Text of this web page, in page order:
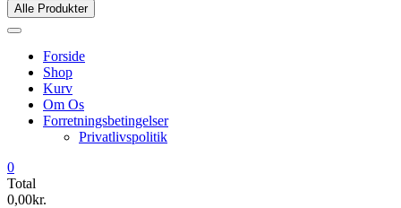
Alle Produkter
Forside
Shop
Kurv
Om Os
Forretningsbetingelser
Privatlivspolitik
0
Total
0,00kr.